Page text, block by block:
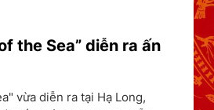
the Sea” diễn ra ấn
vừa diễn ra tại Hạ Long,